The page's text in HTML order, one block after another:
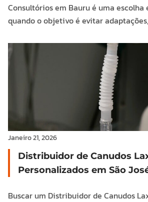
Consultórios em Bauru é uma
quando o objetivo é evitar
Janeiro 21, 2026
Distribuidor de Canudos
Personalizados em São
Buscar um Distribuidor de Canudos